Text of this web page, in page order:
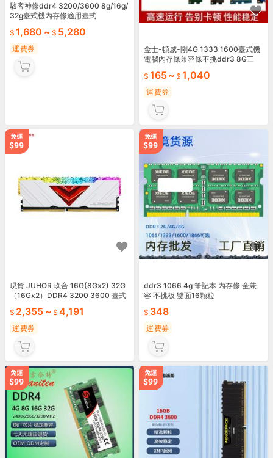
駭客神條ddr4 3200/3600 8g/16g/
32g臺式機內存條適用臺式
1,680 ~ 5,280
運費券
金士-頓威-剛4G 1333 1600臺式機
電腦內存條兼容條不挑ddr3 8G三
165~ 1,040
運費券
現貨 JUHOR 玖合 16G(8Gx2) 32G
（16Gx2）DDR4 3200 3600 臺式
2,355 ~ 4,191
運費券
ddr3 1066 4g 筆記本 內存條 全兼
容 不挑板 雙面16顆粒
348
運費券